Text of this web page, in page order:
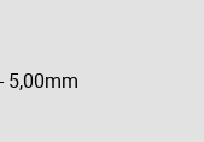
5,00mm